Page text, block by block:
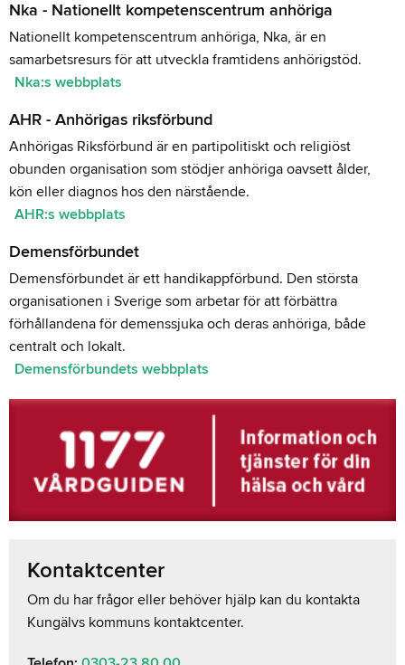
Nka - Nationellt kompetenscentrum anhöriga
Nationellt kompetenscentrum anhöriga, Nka, är en
samarbetsresurs för att utveckla framtidens anhörigstöd.
Nka:s webbplats
AHR - Anhörigas riksförbund
Anhörigas Riksförbund är en partipolitiskt och religiöst
obunden organisation som stödjer anhöriga oavsett ålder,
kön eller diagnos hos den närstående.
AHR:s webbplats
Demensförbundet
Demensförbundet är ett handikappförbund. Den största
organisationen i Sverige som arbetar för att förbättra
förhållandena för demenssjuka och deras anhöriga, både
centralt och lokalt.
Demensförbundets webbplats
Kontaktcenter
Om du har frågor eller behöver hjälp kan du kontakta
Kungälvs kommuns kontaktcenter.